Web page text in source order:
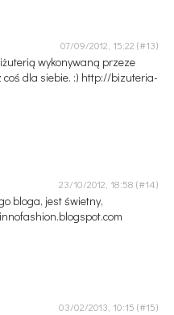
07/09/2012, 15:22
wykonywaną przeze
coś dla siebie. :) http://bizuteria-
23/10/2012, 18:58
bloga, jest świetny,
03/02/2013, 10:15